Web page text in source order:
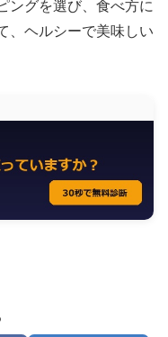
ングを選び、食べ方に
、ヘルシーで美味しい